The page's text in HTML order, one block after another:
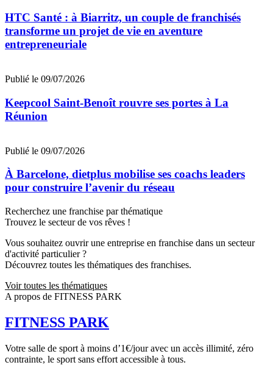
HTC Santé : à Biarritz, un couple de franchisés
transforme un projet de vie en aventure
entrepreneuriale
Publié le 09/07/2026
Keepcool Saint-Benoît rouvre ses portes à La
Réunion
Publié le 09/07/2026
À Barcelone, dietplus mobilise ses coachs leaders
pour construire l’avenir du réseau
Recherchez une franchise par thématique
Trouvez le secteur de vos rêves !
Vous souhaitez ouvrir une entreprise en franchise dans un secteur
d'activité particulier ?
Découvrez toutes les thématiques des franchises.
Voir toutes les thématiques
A propos de FITNESS PARK
FITNESS PARK
Votre salle de sport à moins d’1€/jour avec un accès illimité, zéro
contrainte, le sport sans effort accessible à tous.